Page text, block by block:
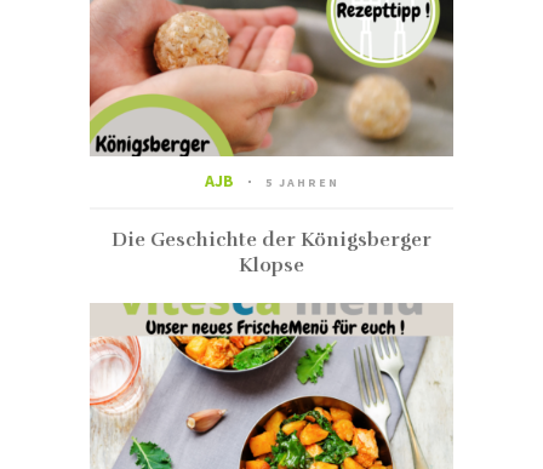
AJB 5 JAHREN
Die Geschichte der Königsberger
Klopse